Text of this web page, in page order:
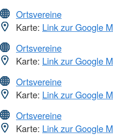
Ortsvereine
Karte: Link zur Google
Ortsvereine
Karte: Link zur Google
Ortsvereine
Karte: Link zur Google
Ortsvereine
Karte: Link zur Google